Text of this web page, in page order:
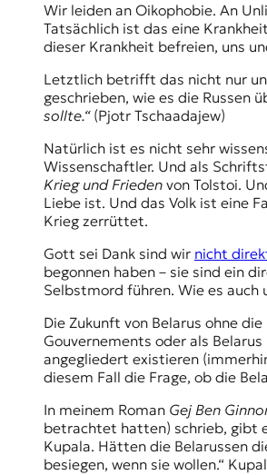
Wir leiden an Oikophobie. An
Tatsächlich ist das eine
dieser Krankheit befreien, uns
Letztlich betrifft das nicht nur
geschrieben, wie es die Russen
sollte.“(Pjotr Tschaadajew)
Natürlich ist es nicht sehr
Wissenschaftler. Und als
Krieg und Frieden von Tolstoi.
Liebe ist. Und das Volk ist eine
Krieg zerrüttet.
Gott sei Dank sind wir nicht
begonnen haben – sie sind ein
Selbstmord führen. Wie es auch
Die Zukunft von Belarus ohne
Gouvernements oder als
angegliedert existieren
diesem Fall die Frage, ob die
In meinem Roman Gej Ben
betrachtet hatten) schrieb, gibt
Kupala. Hätten die Belarussen
besiegen, wenn sie wollen.“